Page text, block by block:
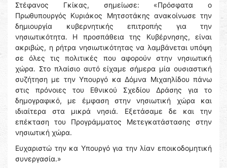
Στέφανος Γκίκας, σημείωσε: «Πρόσφατα ο
Πρωθυπουργός Κυριάκος Μητσοτάκης ανακοίνωσε την
δημιουργία κυβερνητικής επιτροπής για την
νησιωτικότητα. Η προσπάθεια της Κυβέρνησης, είναι
ακριβώς, η ρήτρα νησιωτικότητας να λαμβάνεται υπόψη
σε όλες τις πολιτικές που αφορούν στην νησιωτική
χώρα. Στο πλαίσιο αυτό είχαμε σήμερα μία ουσιαστική
συζήτηση με την Υπουργό κα Δόμνα Μιχαηλίδου πάνω
στις πρόνοιες του Εθνικού Σχεδίου Δράσης για το
δημογραφικό, με έμφαση στην νησιωτική χώρα και
ιδιαίτερα στα μικρά νησιά. Εξετάσαμε δε και την
επέκταση του Προγράμματος Μετεγκατάστασης στην
νησιωτική χώρα.
Ευχαριστώ την κα Υπουργό για την λίαν εποικοδομητική
συνεργασία.»